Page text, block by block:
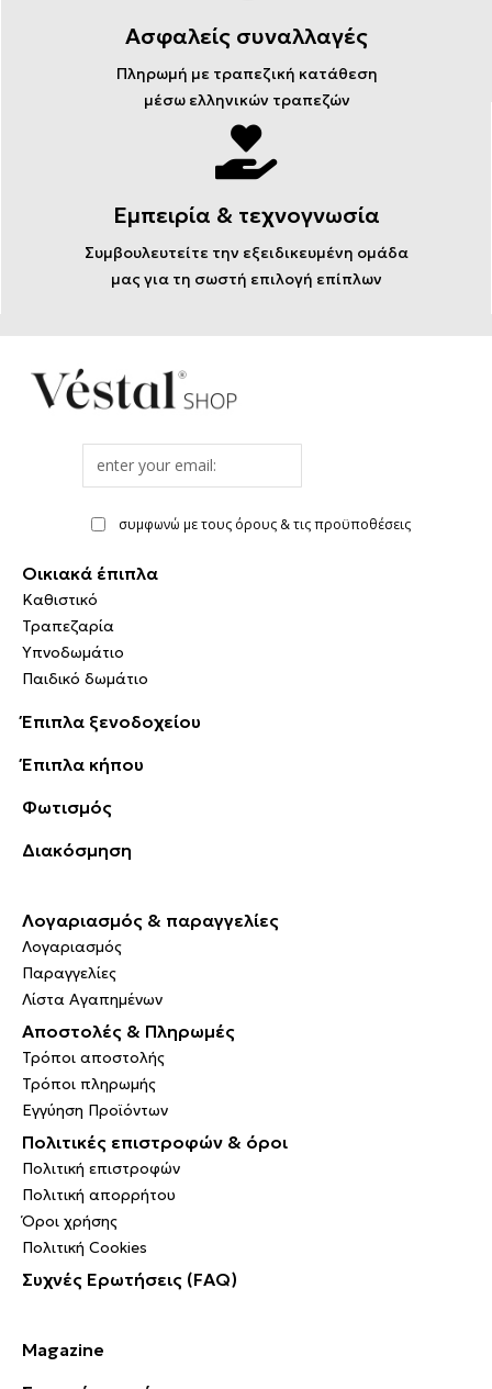
Ασφαλείς συναλλαγές
Πληρωμή με τραπεζική κατάθεση
μέσω ελληνικών τραπεζών
Εμπειρία & τεχνογνωσία
Συμβουλευτείτε την εξειδικευμένη ομάδα
μας για τη σωστή επιλογή επίπλων
συμφωνώ με τους όρους & τις προϋποθέσεις
Οικιακά έπιπλα
Καθιστικό
Τραπεζαρία
Υπνοδωμάτιο
Παιδικό δωμάτιο
Έπιπλα ξενοδοχείου
Έπιπλα κήπου
Φωτισμός
Διακόσμηση
Λογαριασμός & παραγγελίες
Λογαριασμός
Παραγγελίες
Λίστα Αγαπημένων
Αποστολές & Πληρωμές
Τρόποι αποστολής
Τρόποι πληρωμής
Εγγύηση Προϊόντων
Πολιτικές επιστροφών & όροι
Πολιτική επιστροφών
Πολιτική απορρήτου
Όροι χρήσης
Πολιτική Cookies
Συχνές Ερωτήσεις (FAQ)
Magazine